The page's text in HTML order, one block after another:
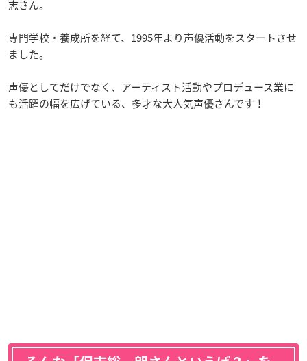
志さん。
専門学校・養成所を経て、1995年より声優活動をスタートさせ
ました。
声優としてだけでなく、アーティスト活動やプロデュース業に
も活躍の幅を広げている、多才な大人気声優さんです！